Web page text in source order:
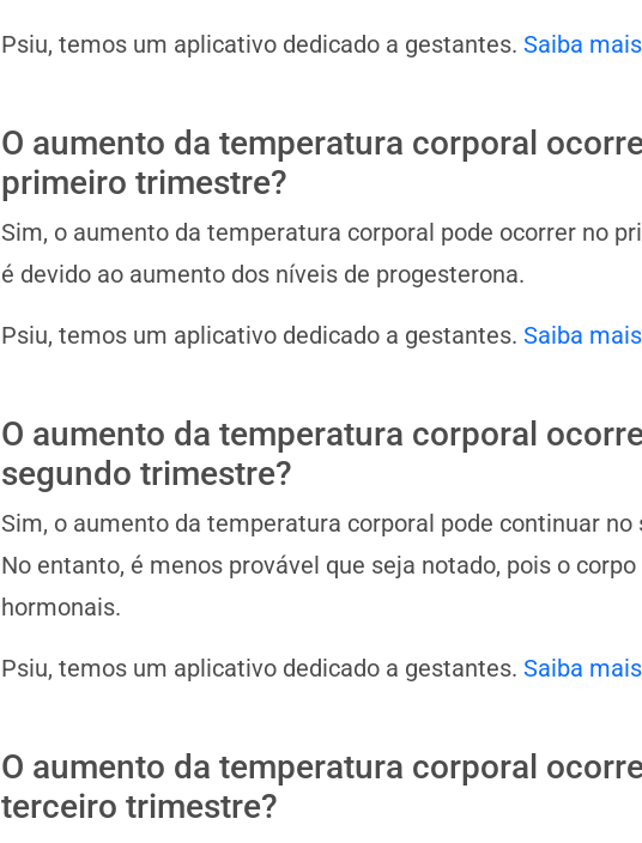
Psiu, temos um aplicativo dedicado a gestantes. Saiba mais
O aumento da temperatura corporal
primeiro trimestre?
Sim, o aumento da temperatura corporal pode ocorrer no
é devido ao aumento dos níveis de progesterona.
Psiu, temos um aplicativo dedicado a gestantes. Saiba mais
O aumento da temperatura corporal
segundo trimestre?
Sim, o aumento da temperatura corporal pode continuar
No entanto, é menos provável que seja notado, pois o
hormonais.
Psiu, temos um aplicativo dedicado a gestantes. Saiba mais
O aumento da temperatura corporal
terceiro trimestre?